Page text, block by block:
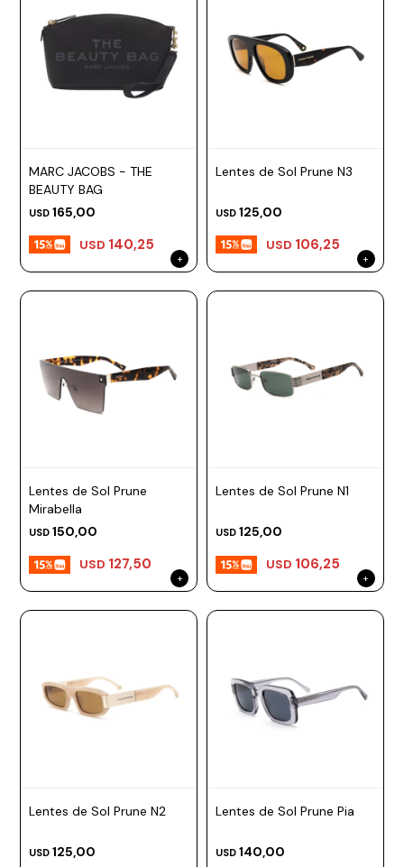
MARC JACOBS - THE
BEAUTY BAG
USD 165,00
USD 140,25
Lentes de Sol Prune N3
USD 125,00
USD 106,25
Lentes de Sol Prune
Mirabella
USD 150,00
USD 127,50
Lentes de Sol Prune N1
USD 125,00
USD 106,25
Lentes de Sol Prune N2
USD 125,00
Lentes de Sol Prune Pia
USD 140,00